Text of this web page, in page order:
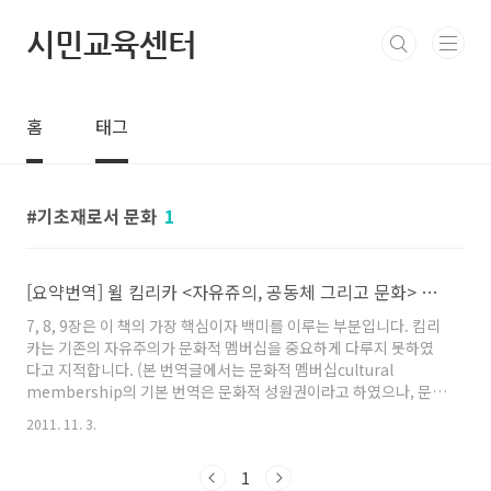
시민교육센터
홈 태그
기초재로서 문화 1
[요약번역] 윌 킴리카 <자유쥬의, 공동체 그리고 문화> 7, 8, 9장
7, 8, 9장은 이 책의 가장 핵심이자 백미를 이루는 부분입니다. 킴리
카는 기존의 자유주의가 문화적 멤버십을 중요하게 다루지 못하였
다고 지적합니다. (본 번역글에서는 문화적 멤버십cultural
membership의 기본 번역은 문화적 성원권이라고 하였으나, 문화
문화적 멤버십이라고 그대료 표기한 경우도 많습니다) 이것에 대해
문화와 동떨어진 주체를 허구적으로 가정하기 때문이라고 하면서,
2011. 11. 3.
1